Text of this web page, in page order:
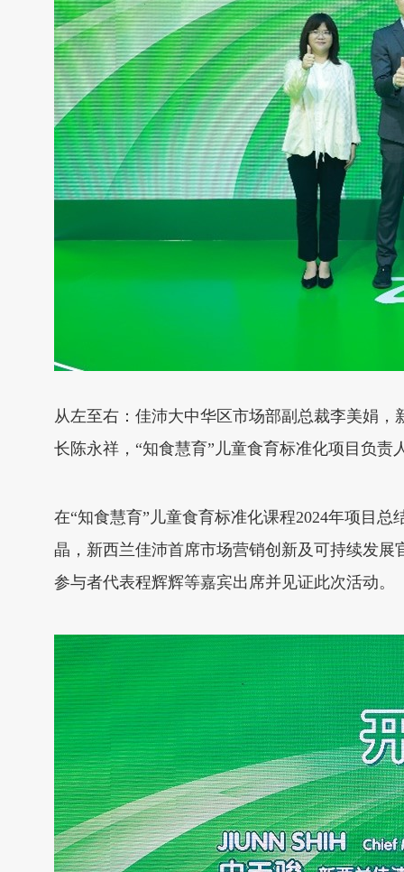
从左至右：佳沛大中华区市场部副总裁李美娟
长陈永祥，“知食慧育”儿童食育标准化项目负
在“知食慧育”儿童食育标准化课程2024年项目
晶，新西兰佳沛首席市场营销创新及可持续发展
参与者代表程辉辉等嘉宾出席并见证此次活动。